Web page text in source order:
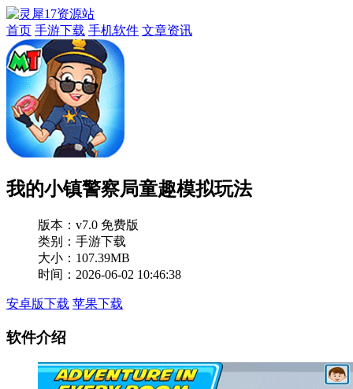
首页 手游下载 手机软件 文章资讯
我的小镇警察局童趣模拟玩法
版本： v7.0 免费版
类别：手游下载
大小：107.39MB
时间：2026-06-02 10:46:38
安卓版下载 苹果下载
软件介绍